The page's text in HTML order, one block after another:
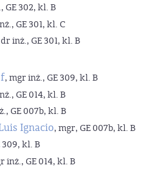
GE 302, kl. B
GE 301, kl. C
inż., GE 301, kl. B
, mgr inż., GE 309, kl. B
GE 014, kl. B
GE 007b, kl. B
Ignacio, mgr, GE 007b, kl. B
309, kl. B
inż., GE 014, kl. B